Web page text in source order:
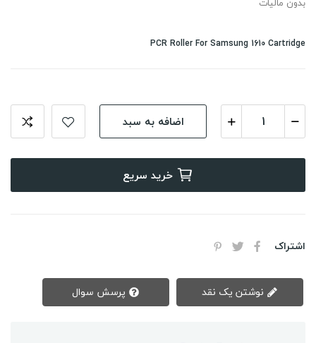
PCR Roller For Samsung 1610 Cartridge
اضافه به سبد
خرید سریع
اشتراک